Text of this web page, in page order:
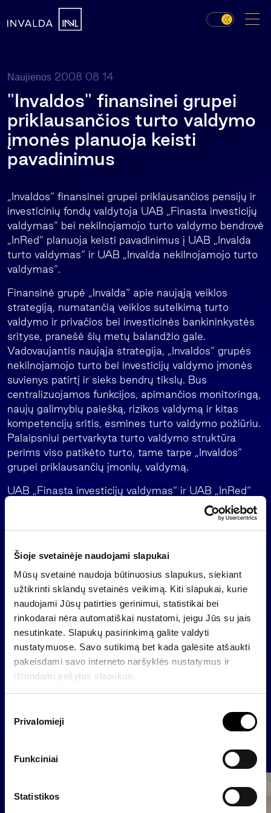
Šioje svetainėje naudojami slapukai
Mūsų svetainė naudoja būtinuosius slapukus, siekiant
užtikrinti sklandų svetainės veikimą. Kiti slapukai, kurie
naudojami Jūsų patirties gerinimui, statistikai bei
rinkodarai nėra automatiškai nustatomi, jeigu Jūs su jais
nesutinkate. Slapukų pasirinkimą galite valdyti
nustatymuose. Savo sutikimą bet kada galėsite atšaukti
pakeisdami savo interneto naršyklės nustatymus ir
ištrindami įrašytus slapukus.
Privalomieji
Funkciniai
Statistikos
Naujienos 2008 08 14
"Invaldos" finansinei grupei
priklausančios turto valdymo
įmonės planuoja keisti
pavadinimus
„Invaldos“ finansinei grupei priklausančios pensijų ir
investicinių fondų valdytoja UAB „Finasta investicijų
valdymas“ bei nekilnojamojo turto valdymo bendrovė
„InRed“ planuoja keisti pavadinimus į UAB „Invalda
turto valdymas“ ir UAB „Invalda nekilnojamojo turto
valdymas“.
Finansinė grupė „Invalda“ apie naująją veiklos
strategiją, numatančią veiklos sutelkimą turto
valdymo ir privačios bei investicinės bankininkystės
srityse, pranešė šių metų balandžio gale.
Vadovaujantis naująja strategija, „Invaldos“ grupės
nekilnojamojo turto bei investicijų valdymo įmonės
suvienys patirtį ir sieks bendrų tikslų. Bus
centralizuojamos funkcijos, apimančios monitoringą,
naujų galimybių paiešką, rizikos valdymą ir kitas
kompetencijų sritis, esmines turto valdymo požiūriu.
Palaipsniui pertvarkyta turto valdymo struktūra
perims viso patikėto turto, tame tarpe „Invaldos“
grupei priklausančių įmonių, valdymą.
UAB „Finasta investicijų valdymas“ ir UAB „InRed“
artimiausiu metu pateiks Juridinių asmenų registrui
dokumentus dėl bendrovių pavadinimų keitimo.
Vėliau, suderinus su Vertybinių popierių komisija, bus
pakeisti UAB „Finasta investicijų valdymas“
priklausančių pensijų ir investicinių fondų
pavadinimai.
UAB „Finasta investicijų valdymas“ ir UAB „InRed“
sutarčių, sudarytų su klientais ir partneriais iki
bendrovių pavadinimo pakeitimo, sąlygos nesikeis ir
liks galioti toliau.
Naujienos